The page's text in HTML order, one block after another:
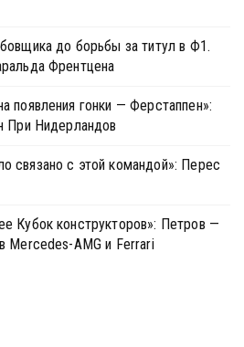
до борьбы за титул в Ф1.
Френтцена
появления гонки — Ферстаппен»:
При Нидерландов
связано с этой командой»: Перес
Кубок конструкторов»: Петров —
Mercedes-AMG и Ferrari